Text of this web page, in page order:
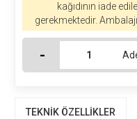
kağıdının iade
gerekmektedir.
-
TEKNİK ÖZELLİKLER